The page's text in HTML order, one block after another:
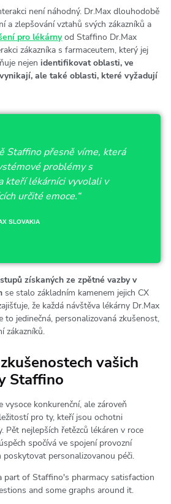
není náhodný. Dr.Max dlouhodobě
a zlepšování vztahů svých zákazníků a
pro lékárnyod Staffino Dr.Max
zákazníka s farmaceutem, který jej
nejenidentifikovat oblasti, ve
ale také oblasti, které vyžadují
Staffino přesně víme, která
problémy s
kteří lékárníci vyvolali v
určité emoce.“
SLOVAKIA
získaných ze zpětné vazby v
se stalo základním kamenem jejich CX
že každá návštěva lékárny Dr.Max
to jedinečná, personalizovaná zkušenost,
zákazníků.
vašich
Staffino
vysoce konkurenční, ale zároveň
pro ty, kteří jsou ochotni
Pět nejlepších řetězců lékáren v roce
spočívá ve spojení provozní
poskytovat personalizovanou péči.